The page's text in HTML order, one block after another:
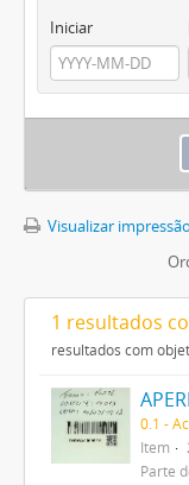
Iniciar
Visualizar impressão
1 resultados
resultados com
0.1 -
Item
Parte